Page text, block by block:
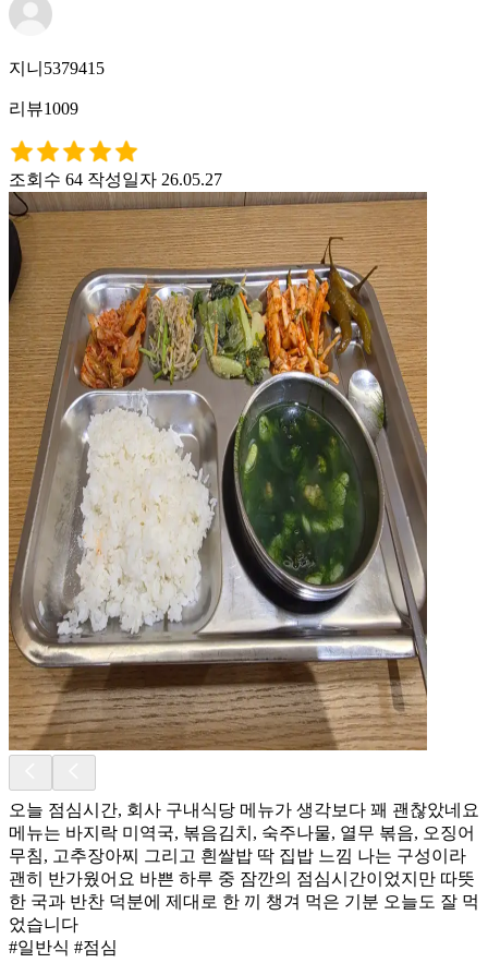
지니5379415
리뷰1009
조회수 64 작성일자 26.05.27
오늘 점심시간, 회사 구내식당 메뉴가 생각보다 꽤 괜찮았네요
메뉴는 바지락 미역국, 볶음김치, 숙주나물, 열무 볶음, 오징어
무침, 고추장아찌 그리고 흰쌀밥 딱 집밥 느낌 나는 구성이라
괜히 반가웠어요 바쁜 하루 중 잠깐의 점심시간이었지만 따뜻
한 국과 반찬 덕분에 제대로 한 끼 챙겨 먹은 기분 오늘도 잘 먹
었습니다
#일반식 #점심